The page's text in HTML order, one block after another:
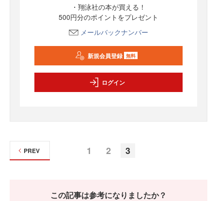
・翔泳社の本が買える！
500円分のポイントをプレゼント
メールバックナンバー
新規会員登録 無料
ログイン
1 2 3
PREV
この記事は参考になりましたか？